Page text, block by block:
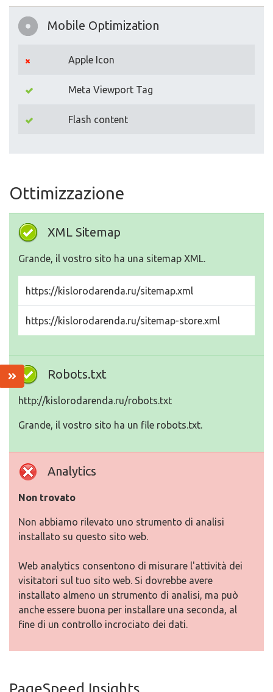
Mobile Optimization
Apple Icon
Meta Viewport Tag
Flash content
Ottimizzazione
XML Sitemap
Grande, il vostro sito ha una sitemap XML.
https://kislorodarenda.ru/sitemap.xml
https://kislorodarenda.ru/sitemap-store.xml
Robots.txt
http://kislorodarenda.ru/robots.txt
Grande, il vostro sito ha un file robots.txt.
Analytics
Non trovato
Non abbiamo rilevato uno strumento di analisi
installato su questo sito web.
Web analytics consentono di misurare l'attività dei
visitatori sul tuo sito web. Si dovrebbe avere
installato almeno un strumento di analisi, ma può
anche essere buona per installare una seconda, al
fine di un controllo incrociato dei dati.